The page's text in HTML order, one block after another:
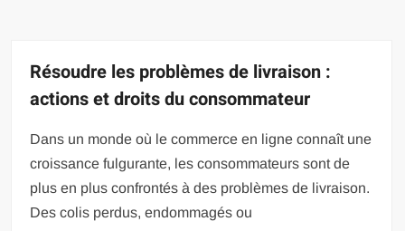
Résoudre les problèmes de livraison :
actions et droits du consommateur
Dans un monde où le commerce en ligne connaît une
croissance fulgurante, les consommateurs sont de
plus en plus confrontés à des problèmes de livraison.
Des colis perdus, endommagés ou